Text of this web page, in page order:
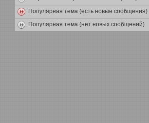
Популярная тема (есть новые сообщения)
Популярная тема (нет новых сообщений)